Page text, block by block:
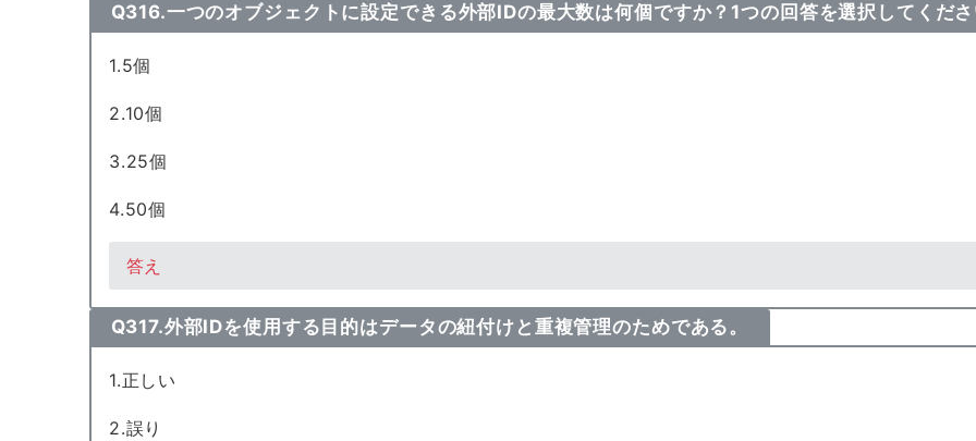
Q316.一つのオブジェクトに設定できる外部IDの最大数は何個ですか？1つの回答を選択してくだ
1.5個
2.10個
3.25個
4.50個
答え
Q317.外部IDを使用する目的はデータの紐付けと重複管理のためである。
1.正しい
2.誤り